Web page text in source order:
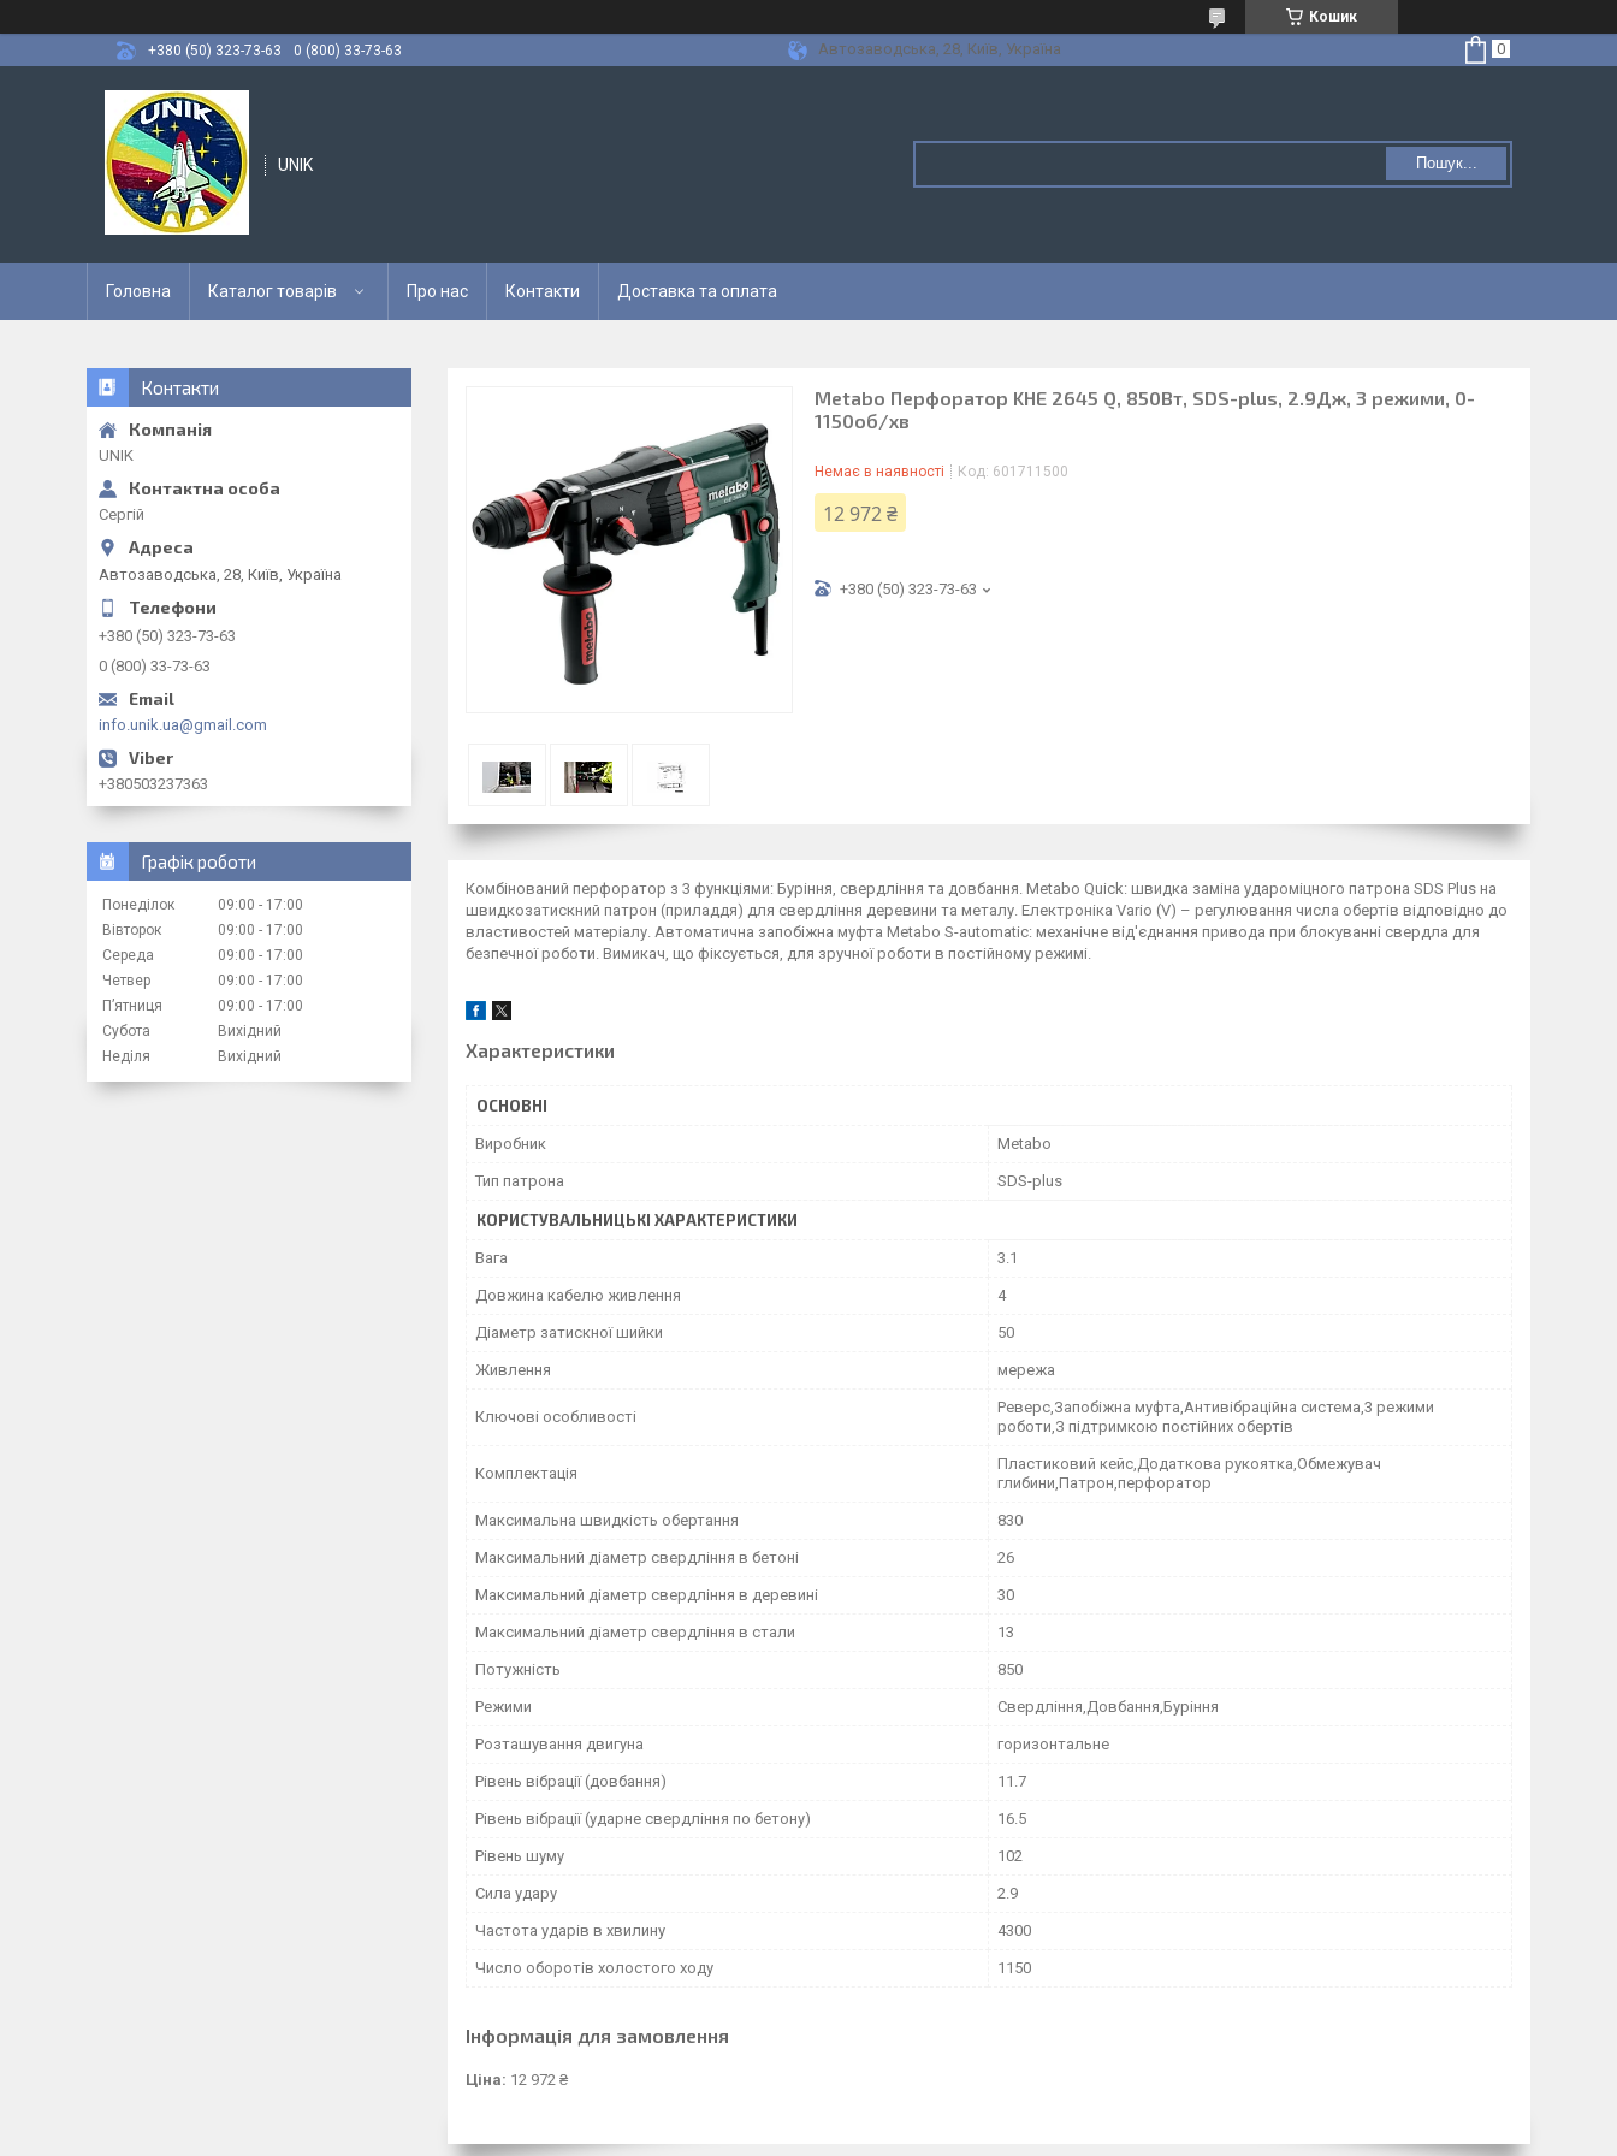
Кошик
+380 (50) 323-73-63
0 (800) 33-73-63 Автозаводська, 28, Київ, Україна
UNIK Пошук...
Головна Каталог товарів Про нас Контакти Доставка та оплата
Metabo Перфоратор KHE 2645 Q, 850Вт, SDS-plus, 2.9Дж, 3 режими, 0-
1150об/хв
Немає в наявності Код: 601711500
12 972 ₴
+380 (50) 323-73-63
Комбінований перфоратор з 3 функціями: Буріння, свердління та довбання. Metabo Quick: швидка заміна удароміцного патрона SDS Plus на
швидкозатискний патрон (приладдя) для свердління деревини та металу. Електроніка Vario (V) – регулювання числа обертів відповідно до
властивостей матеріалу. Автоматична запобіжна муфта Metabo S-automatіc: механічне від'єднання привода при блокуванні свердла для
безпечної роботи. Вимикач, що фіксується, для зручної роботи в постійному режимі.
Характеристики
ОСНОВНІ
Виробник Metabo
Тип патрона SDS-plus
КОРИСТУВАЛЬНИЦЬКІ ХАРАКТЕРИСТИКИ
Вага 3.1
Довжина кабелю живлення 4
Діаметр затискної шийки 50
Живлення мережа
Ключові особливості
Реверс,Запобіжна муфта,Антивібраційна система,3 режими
роботи,З підтримкою постійних обертів
Комплектація
Пластиковий кейс,Додаткова рукоятка,Обмежувач
глибини,Патрон,перфоратор
Максимальна швидкість обертання 830
Максимальний діаметр свердління в бетоні 26
Максимальний діаметр свердління в деревині 30
Максимальний діаметр свердління в стали 13
Потужність 850
Режими Свердління,Довбання,Буріння
Розташування двигуна горизонтальне
Рівень вібрації (довбання) 11.7
Рівень вібрації (ударне свердління по бетону) 16.5
Рівень шуму 102
Сила удару 2.9
Частота ударів в хвилину 4300
Число оборотів холостого ходу 1150
Інформація для замовлення
Ціна: 12 972 ₴
Контакти
UNIK
Сергій
Автозаводська, 28, Київ, Україна
+380 (50) 323-73-63
0 (800) 33-73-63
info.unik.ua@gmail.com
+380503237363
Графік роботи
Понеділок 09:00
17:00
Вівторок
09:00
17:00
Середа
09:00
17:00
Четвер
09:00
17:00
Пʼятниця
09:00
17:00
Субота
Вихідний
Неділя
Вихідний